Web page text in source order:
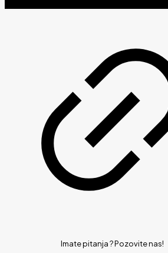
Imate pitanja ?Pozovite nas!